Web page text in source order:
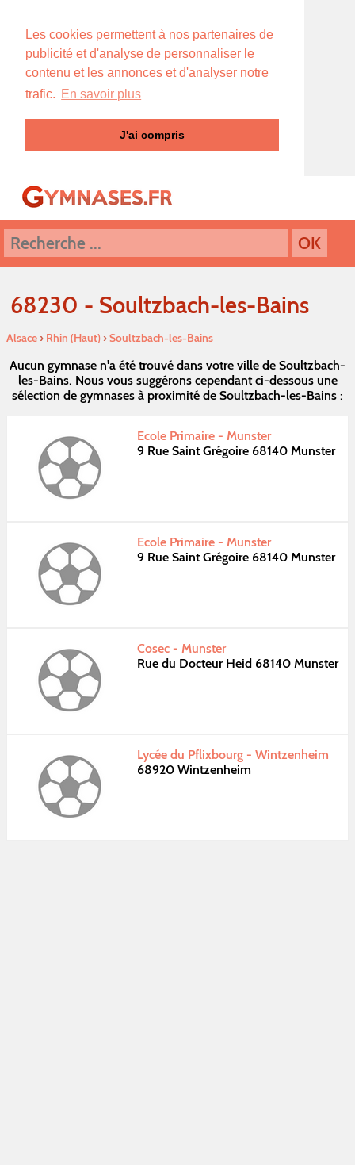
Les cookies permettent à nos partenaires de
publicité et d'analyse de personnaliser le
contenu et les annonces et d'analyser notre
trafic. En savoir plus
J'ai compris
68230 - Soultzbach-les-Bains
Alsace› Rhin (Haut)›Soultzbach-les-Bains
Aucun gymnase n'a été trouvé dans votre ville de Soultzbach-
les-Bains. Nous vous suggérons cependant ci-dessous une
sélection de gymnases à proximité de Soultzbach-les-Bains :
Ecole Primaire - Munster
9 Rue Saint Grégoire 68140 Munster
Ecole Primaire - Munster
9 Rue Saint Grégoire 68140 Munster
Cosec - Munster
Rue du Docteur Heid 68140 Munster
Lycée du Pflixbourg - Wintzenheim
68920 Wintzenheim